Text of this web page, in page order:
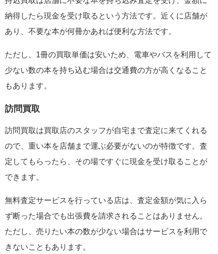
納得したら現金を受け取るという方法です。近くに店舗が
あり、不要な本が何冊かあれば便利な方法です。
ただし、1冊の買取単価は安いため、電車やバスを利用して
少ない数の本を持ち込む場合は交通費の方が高くなること
もあります。
訪問買取
訪問買取は買取店のスタッフが自宅まで査定に来てくれる
ので、重い本を店舗まで運ぶ必要がないのが特徴です。査
定してもらったら、その場ですぐに現金を受け取ることが
できます。
無料査定サービスを行っている店は、査定金額が気に入ら
ず断った場合でも出張費を請求されることはありません。
ただし、売りたい本の数が少ない場合はサービスを利用で
きないこともあります。